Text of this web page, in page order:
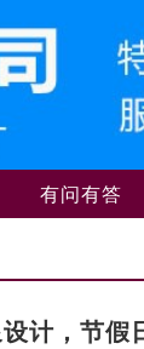
有问有答
计，节假